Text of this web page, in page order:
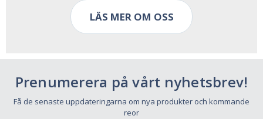
LÄS MER OM OSS
Prenumerera på vårt nyhetsbrev!
Få de senaste uppdateringarna om nya produkter och kommande
reor